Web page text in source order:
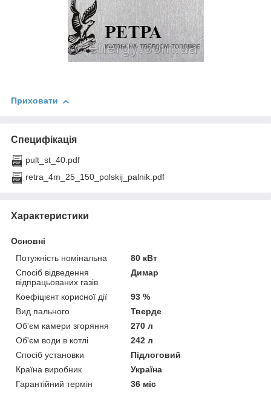
Приховати
Специфікація
pult_st_40.pdf
retra_4m_25_150_polskij_palnik.pdf
Характеристики
Основні
Потужність номінальна
80 кВт
Спосіб відведення
відпрацьованих газів
Димар
Коефіцієнт корисної дії
93 %
Вид пального
Тверде
Об'єм камери згоряння
270 л
Об'єм води в котлі
242 л
Спосіб установки
Підлоговий
Країна виробник
Україна
Гарантійний термін
36 міс